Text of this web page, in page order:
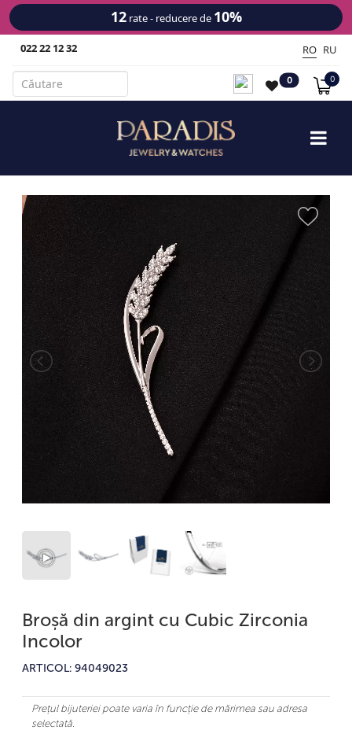
12rate - reducere de 10%
022 22 12 32 RO RU
0 0
Broșă din argint cu Cubic Zirconia
Incolor
ARTICOL: 94049023
Prețul bijuteriei poate varia în funcție de mărimea sau adresa
selectată.